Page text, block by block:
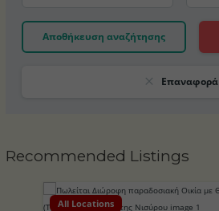
Αποθήκευση αναζήτησης
Επαναφορά
Recommended Listings
All Locations